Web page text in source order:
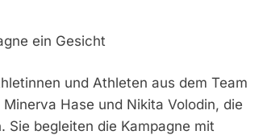
ein Gesicht
und Athleten aus dem Team
Hase und Nikita Volodin, die
Sie begleiten die Kampagne mit